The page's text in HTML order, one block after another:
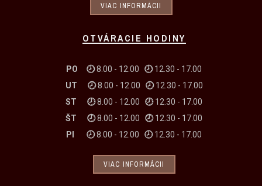
VIAC INFORMÁCII
OTVÁRACIE HODINY
PO 🕗8.00 - 12.00 🕗12.30 - 17.00
UT
🕗8.00 - 12.00 🕗12.30 - 17.00
ST 🕗8.00 - 12.00 🕗12.30 - 17.00
ŠT
🕗8.00 - 12.00 🕗12.30 - 17.00
PI
🕗8.00 - 12.00 🕗12.30 - 17.00
VIAC INFORMÁCII